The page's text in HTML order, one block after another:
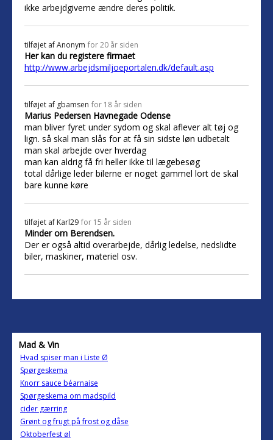
ikke arbejdgiverne ændre deres politik.
tilføjet afAnonym for 20 år siden
Her kan du registere firmaet
http://www.arbejdsmiljoeportalen.dk/default.asp
tilføjet af gbamsen for 18 år siden
Marius Pedersen Havnegade Odense
man bliver fyret under sydom og skal aflever alt tøj og
lign. så skal man slås for at få sin sidste løn udbetalt
man skal arbejde over hverdag
man kan aldrig få fri heller ikke til lægebesøg
total dårlige leder bilerne er noget gammel lort de skal
bare kunne køre
tilføjet af Karl29 for 15 år siden
Minder om Berendsen.
Der er også altid overarbejde, dårlig ledelse, nedslidte
biler, maskiner, materiel osv.
Mad & Vin
Hvad spiser man i Liste Ø
Spørgeskema
Knorr sauce béarnaise
Spørgeskema om madspild
cider gærring
Grønt og frugt på frost og dåse
Oktoberfest øl